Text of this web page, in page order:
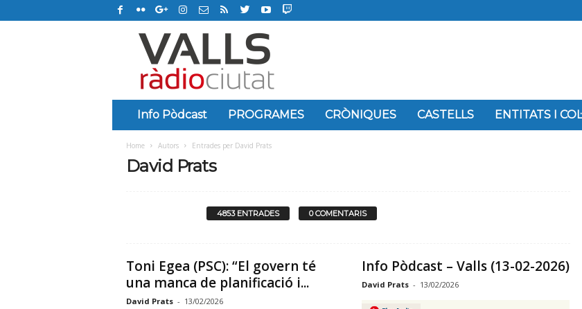
C
u
Info Pòdcast PROGRAMES CRÒNIQUES CASTELLS ENTITATS I
Home Autors Entrades per David Prats
David Prats
4853 ENTRADES 0 COMENTARIS
Toni Egea (PSC): “El govern té
una manca de planificació i...
David Prats - 13/02/2026
Info Pòdcast – Valls (13-02-2026)
David Prats - 13/02/2026